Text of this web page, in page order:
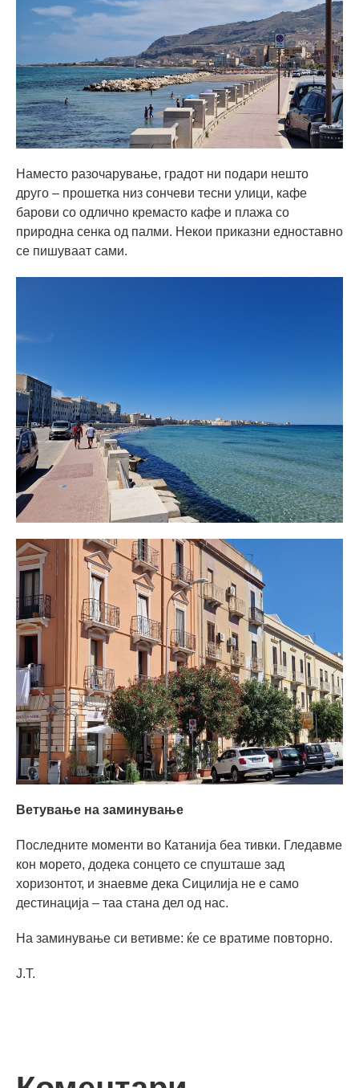
Наместо разочарување, градот ни подари нешто
друго – прошетка низ сончеви тесни улици, кафе
барови со одлично кремасто кафе и плажа со
природна сенка од палми. Некои приказни едноставно
се пишуваат сами.
Ветување на заминување
Последните моменти во Катанија беа тивки. Гледавме
кон морето, додека сонцето се спушташе зад
хоризонтот, и знаевме дека Сицилија не е само
дестинација – таа стана дел од нас.
На заминување си ветивме: ќе се вратиме повторно.
Ј.Т.